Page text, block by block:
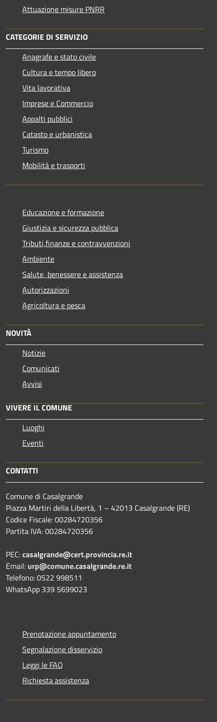
Attuazione misure PNRR
CATEGORIE DI SERVIZIO
Anagrafe e stato civile
Cultura e tempo libero
Vita lavorativa
Imprese e Commercio
Appalti pubblici
Catasto e urbanistica
Turismo
Mobilità e trasporti
Educazione e formazione
Giustizia e sicurezza pubblica
Tributi,finanze e contravvenzioni
Ambiente
Salute, benessere e assistenza
Autorizzazioni
Agricoltura e pesca
NOVITÀ
Notizie
Comunicati
Avvisi
VIVERE IL COMUNE
Luoghi
Eventi
CONTATTI
Comune di Casalgrande
Piazza Martiri della Libertà, 1 – 42013 Casalgrande (RE)
Codice Fiscale: 00284720356
Partita IVA: 00284720356
PEC:casalgrande@cert.provincia.re.it
Email: urp@comune.casalgrande.re.it
Telefono: 0522 998511
WhatsApp 339 5699023
Prenotazione appuntamento
Segnalazione disservizio
Leggi le FAQ
Richiesta assistenza